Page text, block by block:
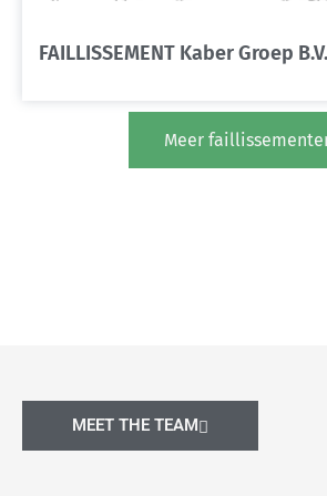
FAILLISSEMENT Kaber Groep B.V.
Meer
MEET THE TEAM